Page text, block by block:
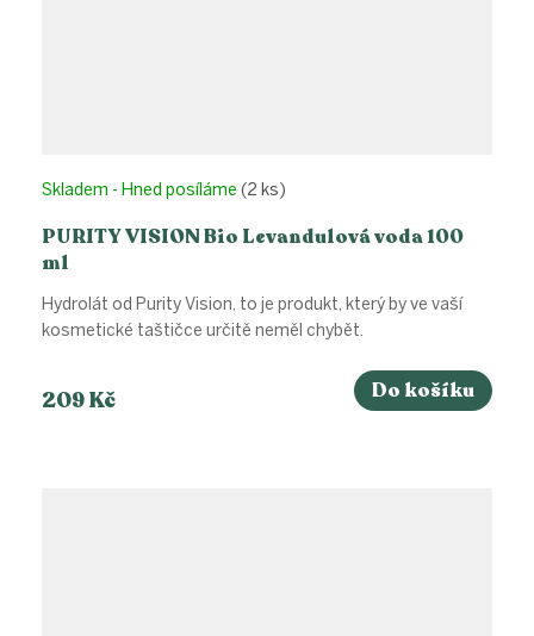
PURITY VISION Bio Levandulová voda 100
ml
Skladem - Hned posíláme (2 ks)
209 Kč Do košíku
Hydrolát od Purity Vision, to je produkt, který by ve vaší
kosmetické taštičce určitě neměl chybět.